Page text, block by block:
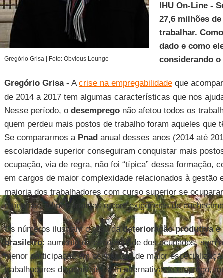
Gregório Grisa | Foto: Obvious Lounge
IHU On-Line -
27,6 milhões
trabalhar.
dado e como
considerando
Gregório Grisa - Acrise na empregabilidadeque
de 2014 a 2017 tem algumas características que nos
Nesse período, o desempregonão afetou todos os
quem perdeu mais postos de trabalho foram aqueles que
Se compararmos a Pnadanual desses anos (2014 até
escolaridade superior conseguiram conquistar mais
ocupação, via de regra, não foi “típica” dessa formação,
em cargos de maior complexidade relacionados à gestão
maioria dos trabalhadores com curso superior se
rotineiras, administrativas e com exigências de
Os números ilustram o grau dadeterioração produtivae
brasileiro: aumento da escolaridade dos ocupados, sem
menor participação em ocupações de maior
trabalhadores disponíveis, sem alternativa de emprego,